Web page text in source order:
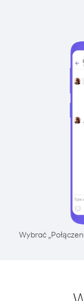
Wybrać